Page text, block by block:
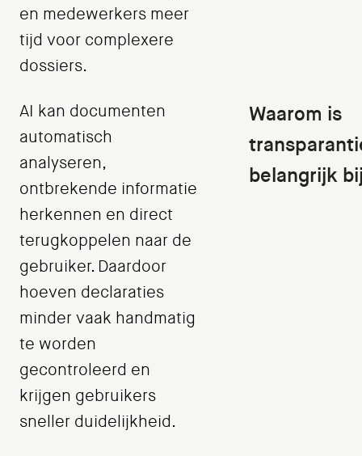
en medewerkers meer
tijd voor complexere
dossiers.
AI kan documenten
automatisch
analyseren,
ontbrekende informatie
herkennen en direct
terugkoppelen naar de
gebruiker. Daardoor
hoeven declaraties
minder vaak handmatig
te worden
gecontroleerd en
krijgen gebruikers
sneller duidelijkheid.
Waarom is
belangrijk